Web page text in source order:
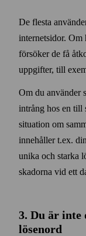
De flesta
internet­sidor. Om
försöker de få
uppgifter, till
Om du använder
intrång hos en till
situation om
innehåller t.ex.
unika och starka
skadorna vid ett
3. Du är inte
lösen­ord